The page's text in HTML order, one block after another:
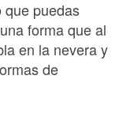
que puedas
forma que al
en la nevera y
de